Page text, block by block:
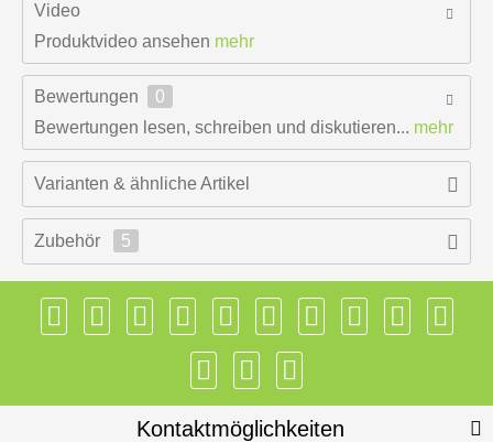
Video
Produktvideo ansehen mehr
Bewertungen
0
Bewertungen lesen, schreiben und diskutieren... mehr
Varianten & ähnliche Artikel
Zubehör 5
Kontaktmöglichkeiten